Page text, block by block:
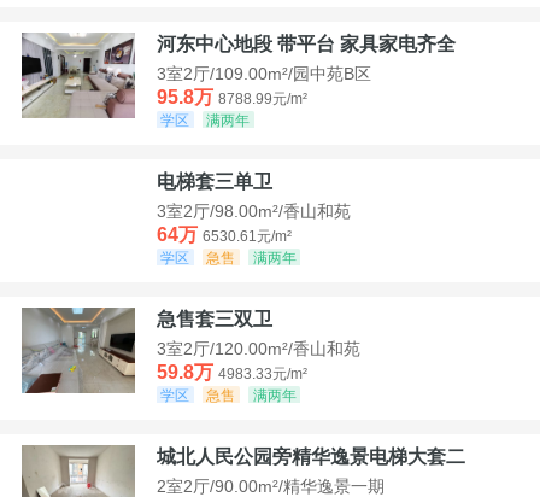
河东中心地段 带平台 家具家电齐全
3室2厅/109.00m²/园中苑B区
95.8万 8788.99元/m²
学区
满两年
电梯套三单卫
3室2厅/98.00m²/香山和苑
64万 6530.61元/m²
学区
急售 满两年
急售套三双卫
3室2厅/120.00m²/香山和苑
59.8万 4983.33元/m²
学区
急售 满两年
城北人民公园旁精华逸景电梯大套二
2室2厅/90.00m²/精华逸景一期